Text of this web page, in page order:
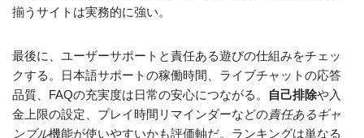
揃うサイトは実務的に強い。
最後に、ユーザーサポートと責任ある遊びの仕組みをチェッ
クする。日本語サポートの稼働時間、ライブチャットの応答
品質、FAQの充実度は日常の安心につながる。
自己排除や入
金上限の設定、プレイ時間リマインダーなどの責任あるギャ
ンブル機能が使いやすいかも評価軸だ。ランキングは単なる